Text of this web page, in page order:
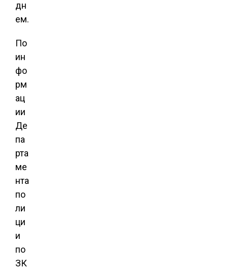
дн
ем.
По
ин
фо
рм
ац
ии
Де
па
рта
ме
нта
по
ли
ци
и
по
ЗК